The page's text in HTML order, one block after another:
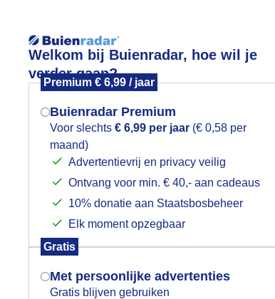
Welkom bij Buienradar, hoe wil je
verder gaan?
Premium € 6,99 / jaar
Buienradar Premium
Voor slechts € 6,99 per jaar (€ 0,58 per
maand)
Advertentievrij en privacy veilig
Ontvang voor min. € 40,- aan cadeaus
10% donatie aan Staatsbosbeheer
Elk moment opzegbaar
Gratis
Met persoonlijke advertenties
Gratis blijven gebruiken
Foto en video Weerzine
Mogen we je locatie gebruiken voor
het weer?
Indien je hier nog geen akkoord op hebt
gegeven, verschijnt er zo een pop-up uit
je browser waarin deze toestemming
gevraagd wordt.